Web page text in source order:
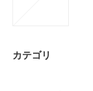
カテゴリ